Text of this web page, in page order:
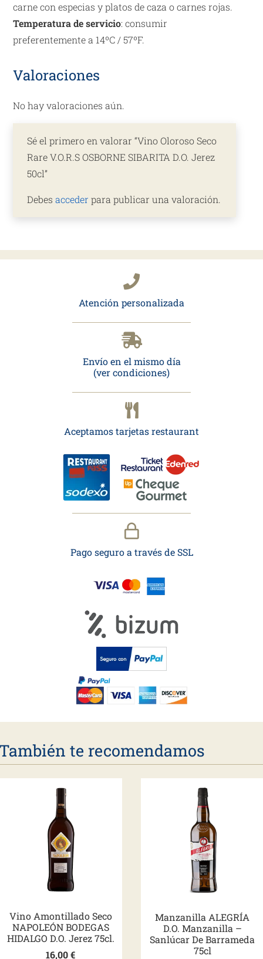
carne con especias y platos de caza o carnes rojas.
Temperatura de servicio: consumir
preferentemente a 14ºC / 57ºF.
Valoraciones
No hay valoraciones aún.
Sé el primero en valorar “Vino Oloroso Seco
Rare V.O.R.S OSBORNE SIBARITA D.O. Jerez
50cl”
Debesacceder para publicar una valoración.
Atención personalizada
Envío en el mismo día
(ver condiciones)
Aceptamos tarjetas restaurant
Pago seguro a través de SSL
te recomendamos
Vino Amontillado Seco
NAPOLEÓN BODEGAS
HIDALGO D.O. Jerez 75cl.
16,00€
Manzanilla ALEGRÍA
D.O. Manzanilla –
Sanlúcar De Barrameda
75cl